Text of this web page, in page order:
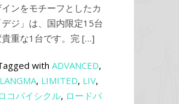
ンをモチーフとしたカ
ジ」は、国内限定15台
貴重な1台です。完 […]
with ADVANCED,
LANGMA, LIMITED, LIV,
コバイシクル, ロードバ